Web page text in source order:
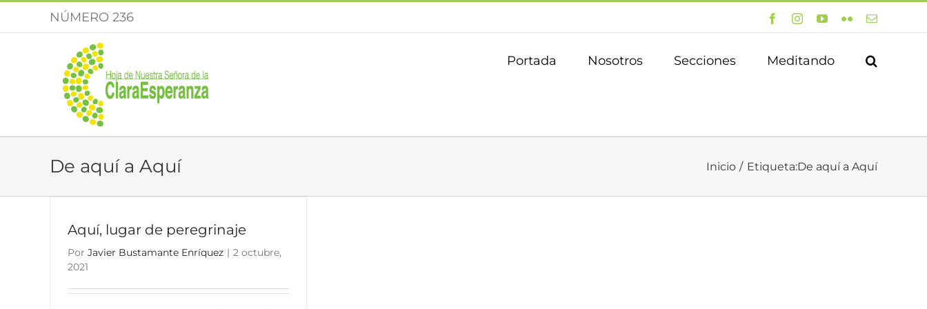
NÚMERO 236 FacebookInstagramYouTube
FlickrCorreo
Portada Nosotros Secciones Meditando
De aquí a Aquí Inicio Etiqueta:De aquí a Aquí
Aquí, lugar de peregrinaje
Por Javier Bustamante Enríquez | 2 octubre,
2021